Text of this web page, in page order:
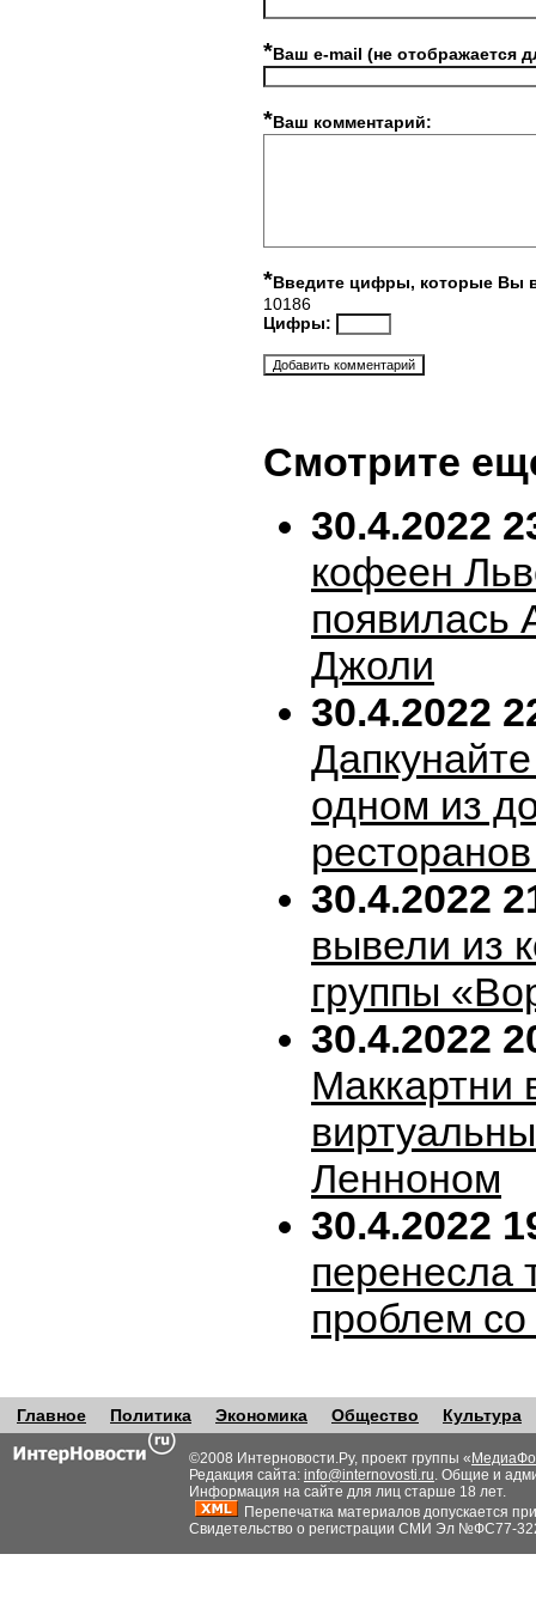
*Ваш e-mail (не отображается
*Ваш комментарий:
*Введите цифры, которые Вы
10186
Цифры:
Смотрите
30.4.2022
кофеен
появилась
Джоли
30.4.2022
одном из
30.4.2022
вывели из
группы
30.4.2022
Маккартни
Ленноном
30.4.2022
перенесла
проблем
Главное Политика Экономика Общество Культура
©2008 Интерновости.Ру, проект группы «
Редакция сайта: info@internovosti.ru. Общие и
Информация на сайте для лиц старше 18 лет.
Перепечатка материалов допускается
Свидетельство о регистрации СМИ Эл №ФС77-